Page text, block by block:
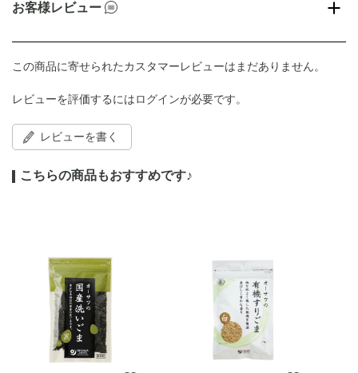
お客様レビュー
この商品に寄せられたカスタマーレビューはまだありません。
レビューを評価するにはログインが必要です。
レビューを書く
こちらの商品もおすすめです♪